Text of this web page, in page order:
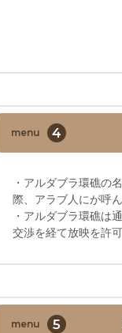
menu 4
・アルダブラ環礁の
際、アラブ人にが呼
・アルダブラ環礁は
交渉を経て放映を許
menu 5